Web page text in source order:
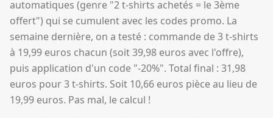
automatiques (genre "2 t-shirts achetés = le 3ème
offert") qui se cumulent avec les codes promo. La
semaine dernière, on a testé : commande de 3 t-shirts
à 19,99 euros chacun (soit 39,98 euros avec l'offre),
puis application d'un code "-20%". Total final : 31,98
euros pour 3 t-shirts. Soit 10,66 euros pièce au lieu de
19,99 euros. Pas mal, le calcul !